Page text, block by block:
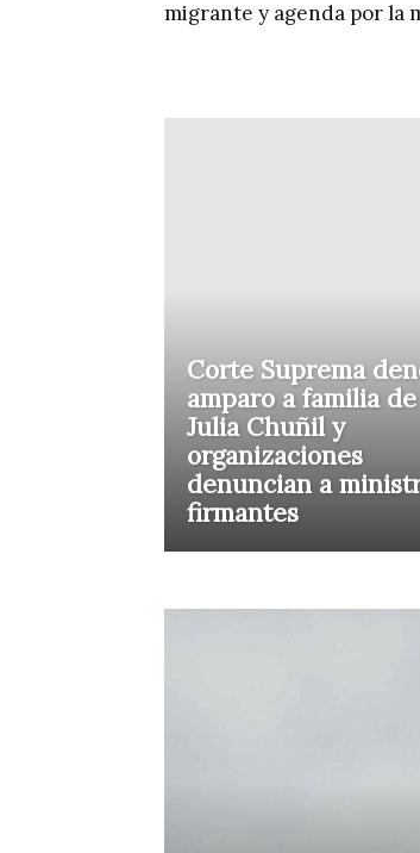
migrante y agenda por la
Corte Suprema
amparo a familia de
Julia Chuñil y
organizaciones
denuncian a
firmantes